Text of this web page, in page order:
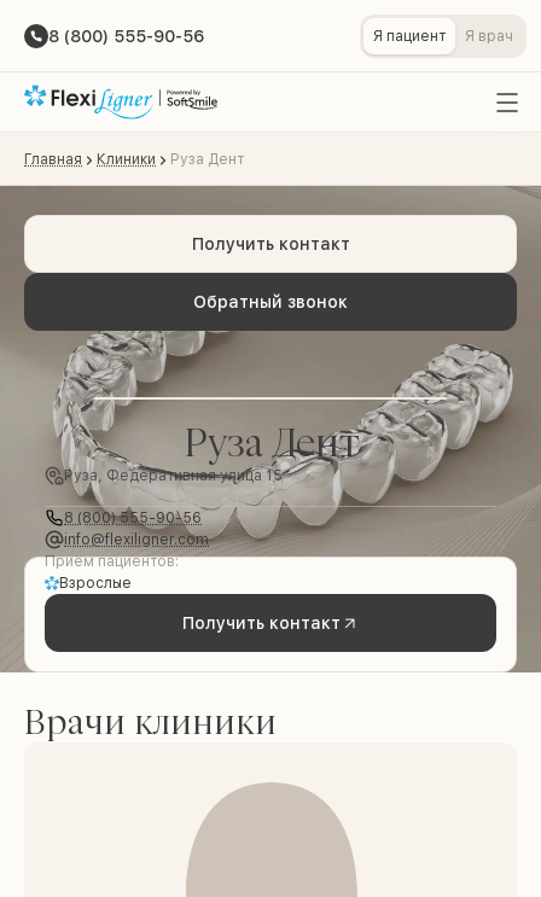
8 (800) 555-90-56 Я пациент Я врач
Главная Клиники Руза Дент
Обратный звонок
Получить контакт
Руза Дент
Руза, Федеративная улица 15
8 (800) 555-90-56
info@flexiligner.com
Приём пациентов:
Взрослые
Получить контакт
Врачи клиники